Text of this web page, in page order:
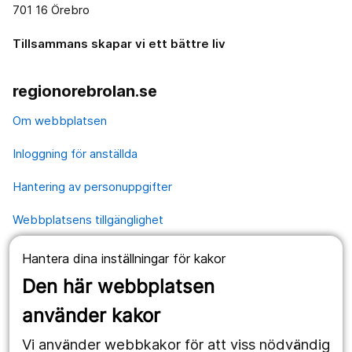
Hantera dina inställningar för kakor
Den här webbplatsen
använder kakor
Vi använder webbkakor för att viss nödvändig
701 16 Örebro
Tillsammans skapar vi ett bättre liv
regionorebrolan.se
Om webbplatsen
Inloggning för anställda
Hantering av personuppgifter
Webbplatsens tillgänglighet
Våra webbplatser
1177.se